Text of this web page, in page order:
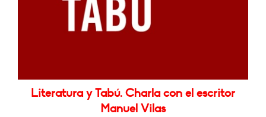
Literatura y Tabú. Charla con el escritor
Manuel Vilas